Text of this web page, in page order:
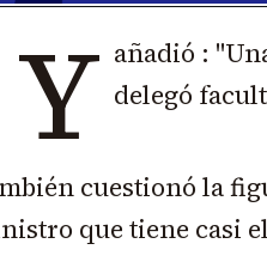
Y añadió :
delegó
cuestionó la
que tiene casi